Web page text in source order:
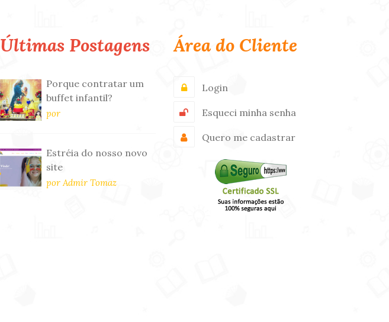
Últimas Postagens
Porque contratar um
buffet infantil?
por
Estréia do nosso novo
site
por Admir Tomaz
Área do Cliente
Login
Esqueci minha senha
Quero me cadastrar